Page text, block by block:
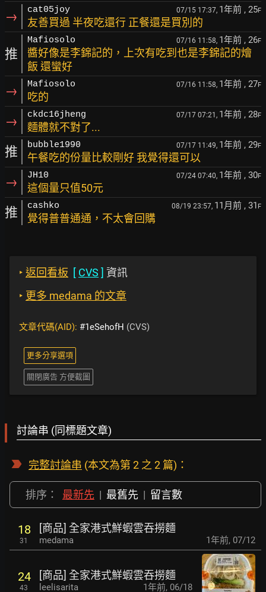
→ cat05joy 07/15 17:37, 1年前 , 25F
友善買過 半夜吃還行 正餐還是買別的
推
Mafiosolo 07/16 11:58, 1年前 , 26F
醬好像是李錦記的，上次有吃到也是李錦記的燴
飯 還蠻好
→ Mafiosolo 07/16 11:58, 1年前 , 27F
吃的
→ ckdc16jheng 07/17 07:21, 1年前 , 28F
麵體就不對了...
推 bubble1990 07/17 11:49, 1年前 , 29F
午餐吃的份量比較剛好 我覺得還可以
→ JH10 07/24 07:40, 1年前 , 30F
這個量只值50元
推 cashko 08/19 23:57, 11月前 , 31 F
覺得普普通通，不太會回購
‣ 返回看板 [ CVS ] 資訊
‣ 更多 medama 的文章
文章代碼(AID): #1eSehofH (CVS)
更多分享選項
關閉廣告 方便截圖
討論串 (同標題文章)
完整討論串 (本文為第 2 之 2 篇)：
排序： 最新先 | 最舊先 | 留言數
18
31
[商品] 全家港式鮮蝦雲吞撈麵
medama 1年前, 07/12
24
43
[商品] 全家港式鮮蝦雲吞撈麵
leelisarita 1年前, 06/18